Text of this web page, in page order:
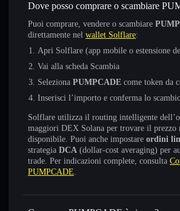
Dove posso comprare o scambiare
Puoi comprare, vendere o scambiare
direttamente nel wallet Solflare:
Apri Solflare (app mobile o estensione
Vai alla scheda Scambia
Seleziona PUMPCADE come token da
Inserisci l’importo e conferma lo
Solflare utilizza il routing intelligente
maggiori DEX Solana per trovare il prezzo
disponibile. Puoi anche impostare ordini
strategia DCA (dollar-cost averaging) per
trade. Per indicazioni complete, consulta
PUMPCADE.